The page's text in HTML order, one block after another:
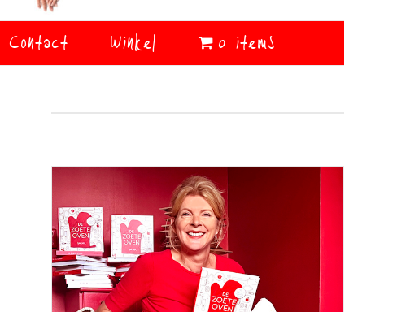
Contact Winkel 0 items